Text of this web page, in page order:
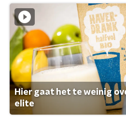
Hier gaat het te weinig
elite